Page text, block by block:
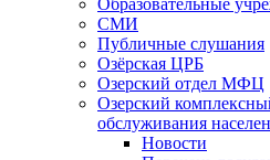
Образовательные
СМИ
Публичные слушания
Озёрская ЦРБ
Озерский отдел МФЦ
Озерский
обслуживания
Новости